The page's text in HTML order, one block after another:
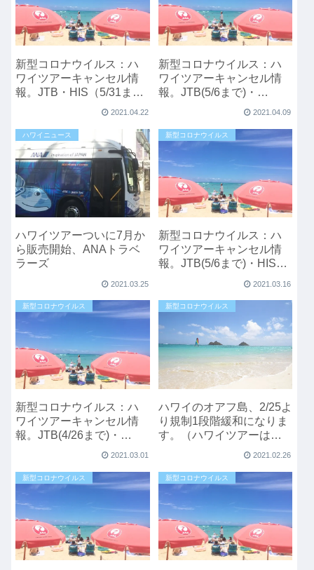
新型コロナウイルス：ハ
ワイツアーキャンセル情
報。JTB・HIS（5/31ま
で）・JALPACK(6/30ま
2021.04.22
新型コロナウイルス：ハ
ワイツアーキャンセル情
報。JTB(5/6まで)・
HIS（5/31まで）・
2021.04.09
ハワイニュース
ハワイツアーついに7月か
ら販売開始、ANAトラベ
ラーズ
2021.03.25
新型コロナウイルス
新型コロナウイルス：ハ
ワイツアーキャンセル情
報。JTB(5/6まで)・HISと
2021.03.16
新型コロナウイルス
新型コロナウイルス：ハ
ワイツアーキャンセル情
報。JTB(4/26まで)・
2021.03.01
新型コロナウイルス
ハワイのオアフ島、2/25よ
り規制1段階緩和になりま
す。（ハワイツアーは
ANAトラベラーズが6/30
2021.02.26
新型コロナウイルス 新型コロナウイルス